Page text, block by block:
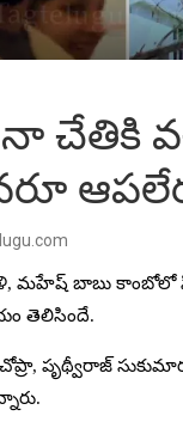
చేతికి
మహేష్‌ బాబు
తెలిసిందే.
పృథ్వీరాజ్‌